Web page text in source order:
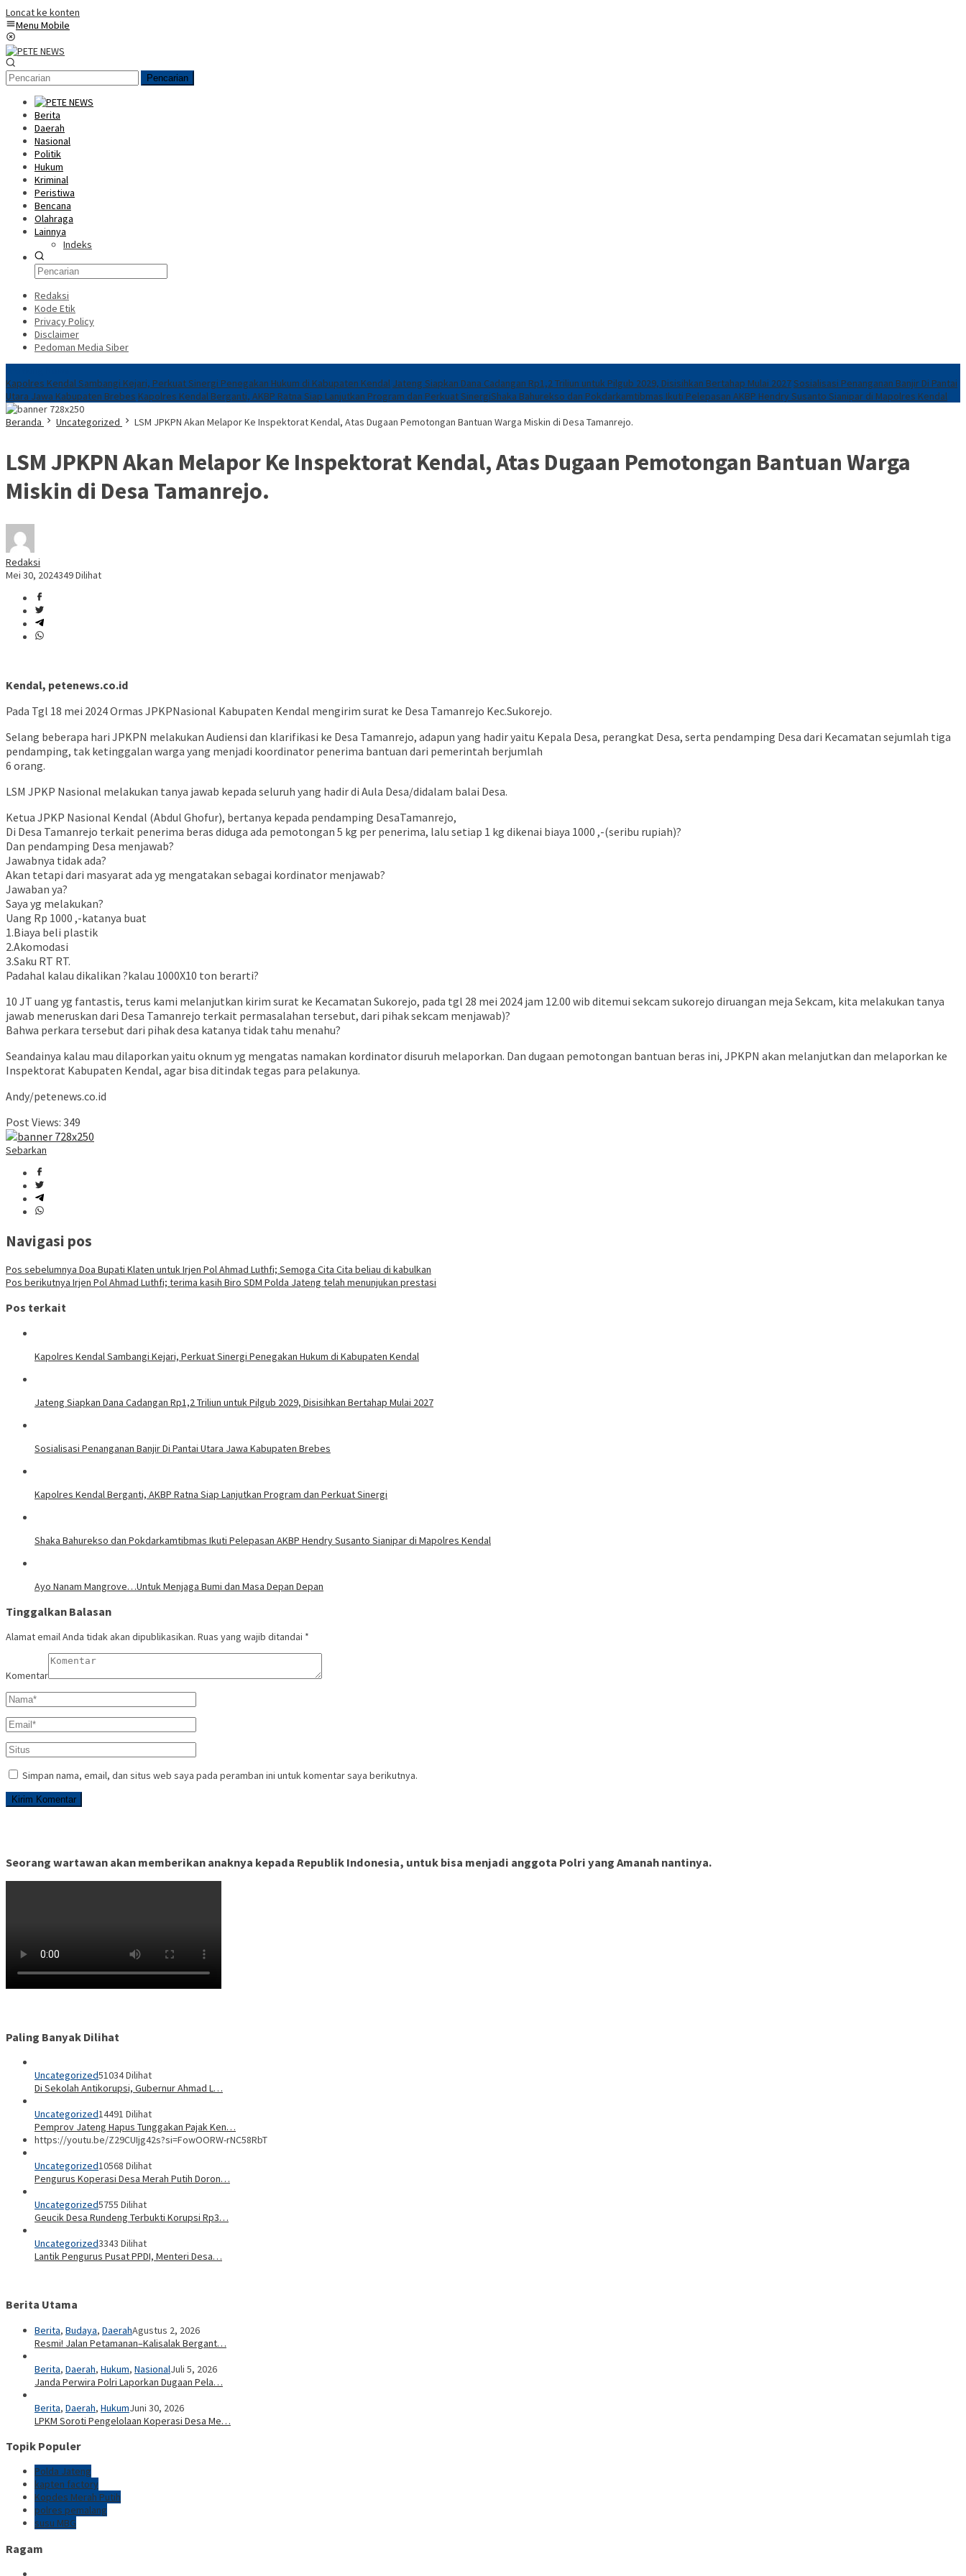
Loncat ke konten
Menu Mobile
Pencarian
Berita
Daerah
Nasional
Politik
Hukum
Kriminal
Peristiwa
Bencana
Olahraga
Lainnya
Indeks
Redaksi
Kode Etik
Privacy Policy
Disclaimer
Pedoman Media Siber
Kapolres Kendal Sambangi Kejari, Perkuat Sinergi Penegakan Hukum di Kabupaten Kendal Jateng Siapkan Dana Cadangan Rp1,2 Triliun untuk Pilgub 2029, Disisihkan Bertahap Mulai 2027Sosialisasi Penanganan Banjir Di Pantai
Utara Jawa Kabupaten Brebes Kapolres Kendal Berganti, AKBP Ratna Siap Lanjutkan Program dan Perkuat Sinergi​Shaka Bahurekso dan Pokdarkamtibmas Ikuti Pelepasan AKBP Hendry Susanto Sianipar di Mapolres Kendal
Beranda
Uncategorized LSM JPKPN Akan Melapor Ke Inspektorat Kendal, Atas Dugaan Pemotongan Bantuan Warga Miskin di Desa Tamanrejo.
LSM JPKPN Akan Melapor Ke Inspektorat Kendal, Atas Dugaan Pemotongan Bantuan Warga
Miskin di Desa Tamanrejo.
Redaksi
Mei 30, 2024349 Dilihat
Kendal, petenews.co.id
Pada Tgl 18 mei 2024 Ormas JPKPNasional Kabupaten Kendal mengirim surat ke Desa Tamanrejo Kec.Sukorejo.
Selang beberapa hari JPKPN melakukan Audiensi dan klarifikasi ke Desa Tamanrejo, adapun yang hadir yaitu Kepala Desa, perangkat Desa, serta pendamping Desa dari Kecamatan sejumlah tiga
pendamping, tak ketinggalan warga yang menjadi koordinator penerima bantuan dari pemerintah berjumlah
6 orang.
LSM JPKP Nasional melakukan tanya jawab kepada seluruh yang hadir di Aula Desa/didalam balai Desa.
Ketua JPKP Nasional Kendal (Abdul Ghofur), bertanya kepada pendamping DesaTamanrejo,
Di Desa Tamanrejo terkait penerima beras diduga ada pemotongan 5 kg per penerima, lalu setiap 1 kg dikenai biaya 1000 ,-(seribu rupiah)?
Dan pendamping Desa menjawab?
Jawabnya tidak ada?
Akan tetapi dari masyarat ada yg mengatakan sebagai kordinator menjawab?
Jawaban ya?
Saya yg melakukan?
Uang Rp 1000 ,-katanya buat
1.Biaya beli plastik
2.Akomodasi
3.Saku RT RT.
Padahal kalau dikalikan ?kalau 1000X10 ton berarti?
10 JT uang yg fantastis, terus kami melanjutkan kirim surat ke Kecamatan Sukorejo, pada tgl 28 mei 2024 jam 12.00 wib ditemui sekcam sukorejo diruangan meja Sekcam, kita melakukan tanya
jawab meneruskan dari Desa Tamanrejo terkait permasalahan tersebut, dari pihak sekcam menjawab)?
Bahwa perkara tersebut dari pihak desa katanya tidak tahu menahu?
Seandainya kalau mau dilaporkan yaitu oknum yg mengatas namakan kordinator disuruh melaporkan. Dan dugaan pemotongan bantuan beras ini, JPKPN akan melanjutkan dan melaporkan ke
Inspektorat Kabupaten Kendal, agar bisa ditindak tegas para pelakunya.
Andy/petenews.co.id
Post Views: 349
Sebarkan
Navigasi pos
Pos sebelumnya Doa Bupati Klaten untuk Irjen Pol Ahmad Luthfi; Semoga Cita Cita beliau di kabulkan
Pos berikutnya Irjen Pol Ahmad Luthfi; terima kasih Biro SDM Polda Jateng telah menunjukan prestasi
Pos terkait
Kapolres Kendal Sambangi Kejari, Perkuat Sinergi Penegakan Hukum di Kabupaten Kendal
Jateng Siapkan Dana Cadangan Rp1,2 Triliun untuk Pilgub 2029, Disisihkan Bertahap Mulai 2027
Sosialisasi Penanganan Banjir Di Pantai Utara Jawa Kabupaten Brebes
Kapolres Kendal Berganti, AKBP Ratna Siap Lanjutkan Program dan Perkuat Sinergi
​Shaka Bahurekso dan Pokdarkamtibmas Ikuti Pelepasan AKBP Hendry Susanto Sianipar di Mapolres Kendal
Ayo Nanam Mangrove…Untuk Menjaga Bumi dan Masa Depan Depan
Tinggalkan Balasan
Alamat email Anda tidak akan dipublikasikan. Ruas yang wajib ditandai *
Komentar
Simpan nama, email, dan situs web saya pada peramban ini untuk komentar saya berikutnya.
Seorang wartawan akan memberikan anaknya kepada Republik Indonesia, untuk bisa menjadi anggota Polri yang Amanah nantinya.
Paling Banyak Dilihat
Uncategorized51034 Dilihat
Di Sekolah Antikorupsi, Gubernur Ahmad L…
Uncategorized14491 Dilihat
Pemprov Jateng Hapus Tunggakan Pajak Ken…
https://youtu.be/Z29CUIjg42s?si=FowOORW-rNC58RbT
Uncategorized10568 Dilihat
Pengurus Koperasi Desa Merah Putih Doron…
Uncategorized5755 Dilihat
Geucik Desa Rundeng Terbukti Korupsi Rp3…
Uncategorized3343 Dilihat
Lantik Pengurus Pusat PPDI, Menteri Desa…
Berita Utama
Berita, Budaya, DaerahAgustus 2, 2026
Resmi! Jalan Petamanan–Kalisalak Bergant…
Berita, Daerah, Hukum, NasionalJuli 5, 2026
Janda Perwira Polri Laporkan Dugaan Pela…
Berita, Daerah, HukumJuni 30, 2026
LPKM Soroti Pengelolaan Koperasi Desa Me…
Topik Populer
Polda Jateng
kapten factory
Kopdes Merah Putih
polres pemalang
susu MBG
Ragam